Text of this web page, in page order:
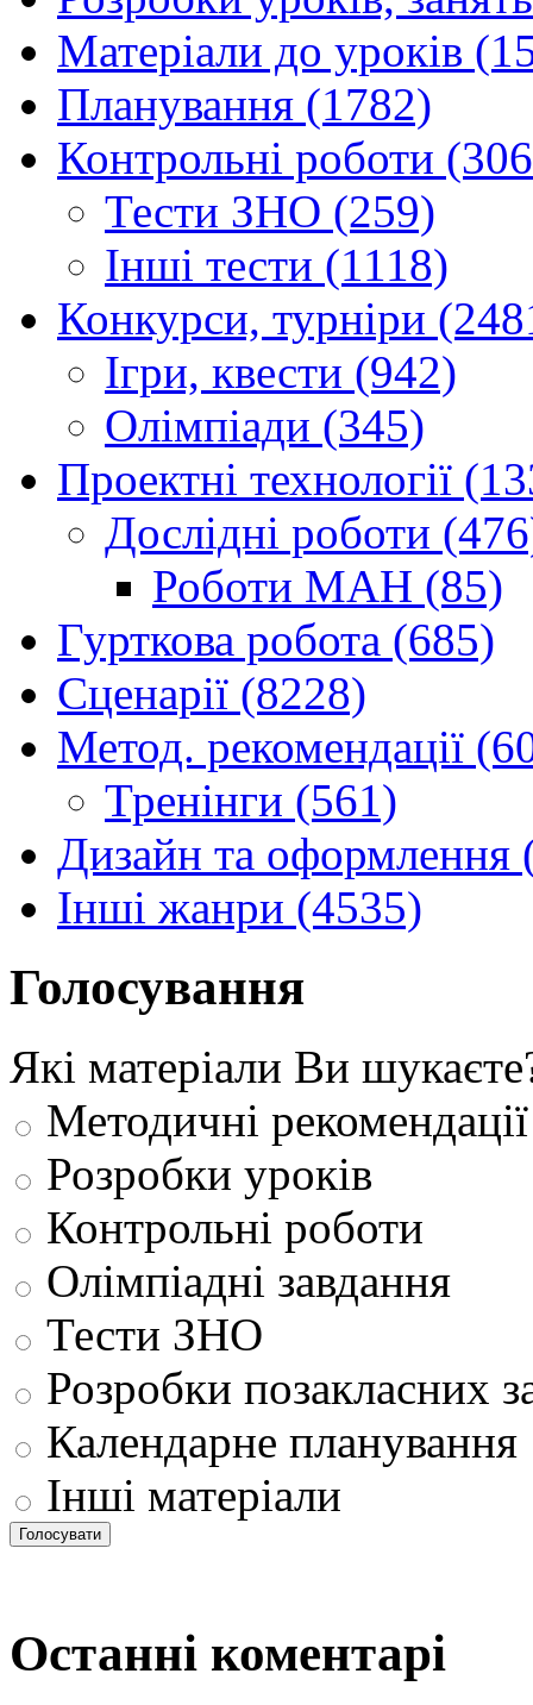
Матеріали до уроків
Планування (1782)
Контрольні роботи
Тести ЗНО (259)
Інші тести (1118)
Конкурси, турніри
Ігри, квести (942)
Олімпіади (345)
Проектні технології
Дослідні роботи
Роботи МАН (85)
Гурткова робота (685)
Сценарії (8228)
Метод. рекомендації
Тренінги (561)
Дизайн та оформлення
Інші жанри (4535)
Голосування
Які матеріали Ви
Методичні рекомендації
Розробки уроків
Контрольні роботи
Олімпіадні завдання
Тести ЗНО
Розробки позакласних
Календарне планування
Інші матеріали
Останні коментарі